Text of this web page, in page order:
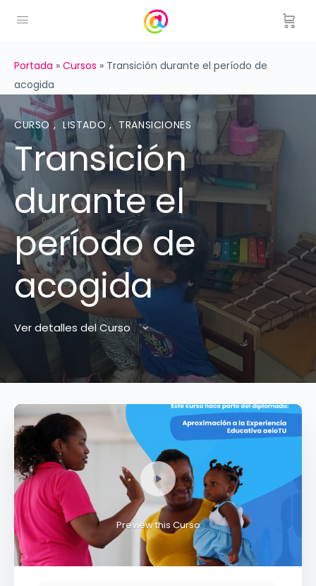
Portada » Cursos » Transición durante el período de
acogida
CURSO , LISTADO, TRANSICIONES
Transición
durante el
período de
acogida
Ver detalles del Curso
Preview this Curso